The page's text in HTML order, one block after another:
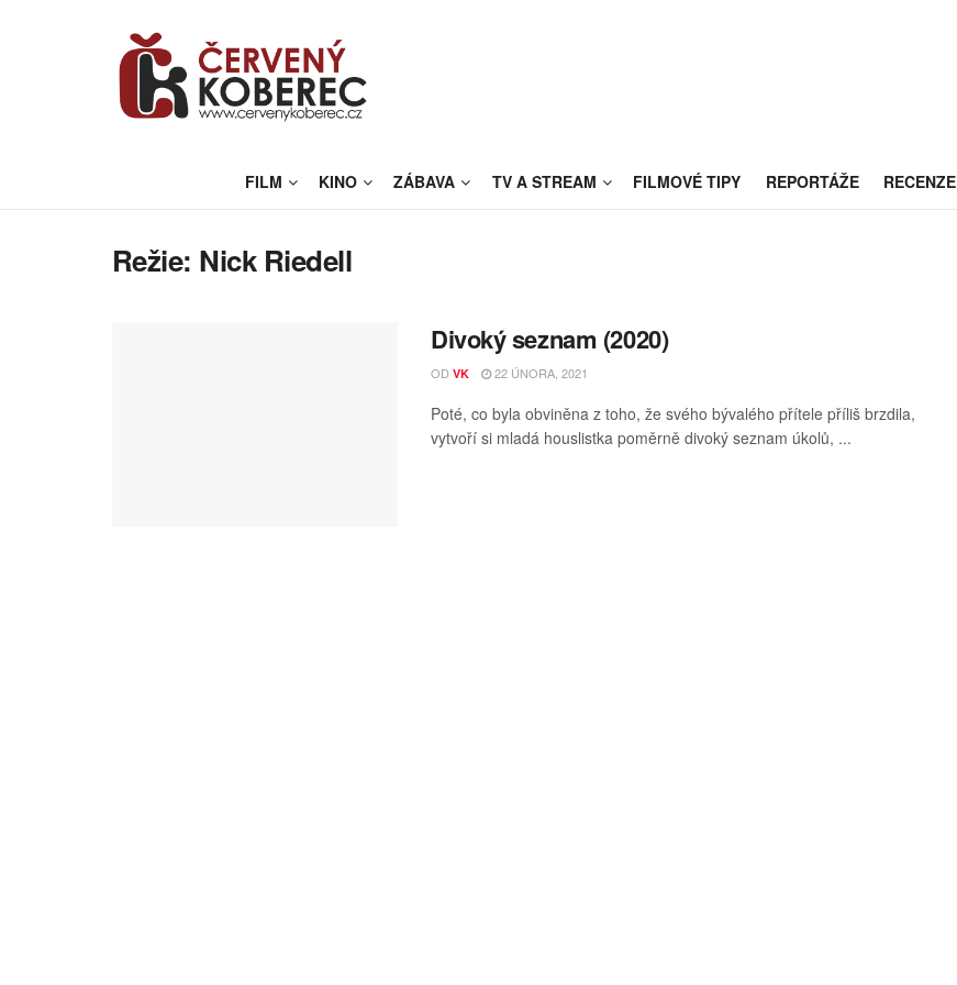
FILM KINO ZÁBAVA TV A STREAM FILMOVÉ TIPY REPORTÁŽE RECENZE
Režie: Nick Riedell
Divoký seznam (2020)
OD VK 22 ÚNORA, 2021
Poté, co byla obviněna z toho, že svého bývalého přítele příliš brzdila,
vytvoří si mladá houslistka poměrně divoký seznam úkolů, ...